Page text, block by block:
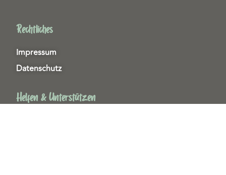
Rechtliches
Impressum
Datenschutz
Helfen & Unterstützen